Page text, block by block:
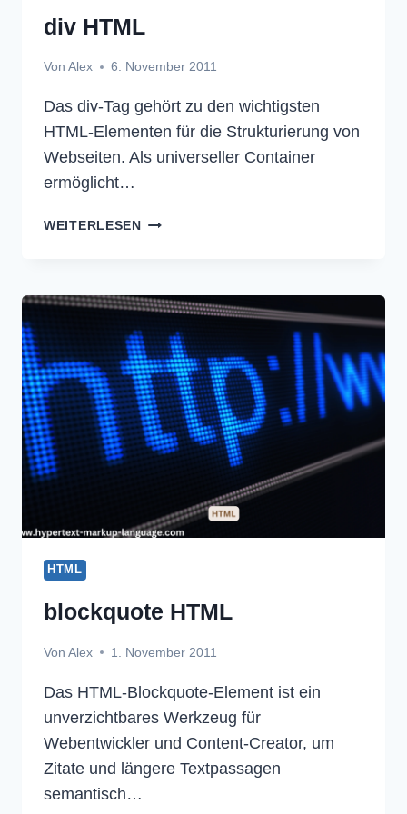
div HTML
Von Alex 6. November 2011
Das div-Tag gehört zu den wichtigsten
HTML-Elementen für die Strukturierung von
Webseiten. Als universeller Container
ermöglicht…
WEITERLESEN DIV
HTML
blockquote HTML
Von Alex 1. November 2011
Das HTML-Blockquote-Element ist ein
unverzichtbares Werkzeug für
Webentwickler und Content-Creator, um
Zitate und längere Textpassagen
semantisch…